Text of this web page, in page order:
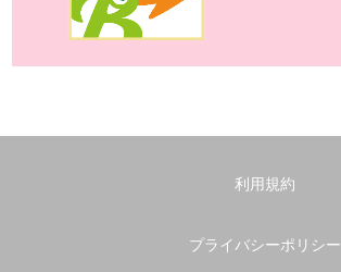
利用規約
プライバシーポリシー